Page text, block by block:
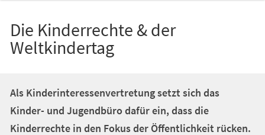
Die Kinderrechte & der
Weltkindertag
Als Kinderinteressenvertretung setzt sich das
Kinder- und Jugendbüro dafür ein, dass die
Kinderrechte in den Fokus der Öffentlichkeit rücken.